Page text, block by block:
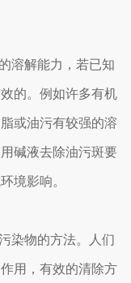
溶解能力，若已知
的。例如许多有机
或油污有较强的溶
碱液去除油污斑要
境影响。
染物的方法。人们
用，有效的清除方